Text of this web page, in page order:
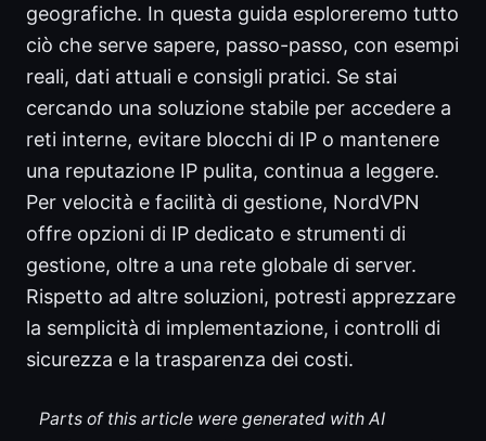
geografiche. In questa guida esploreremo tutto
ciò che serve sapere, passo-passo, con esempi
reali, dati attuali e consigli pratici. Se stai
cercando una soluzione stabile per accedere a
reti interne, evitare blocchi di IP o mantenere
una reputazione IP pulita, continua a leggere.
Per velocità e facilità di gestione, NordVPN
offre opzioni di IP dedicato e strumenti di
gestione, oltre a una rete globale di server.
Rispetto ad altre soluzioni, potresti apprezzare
la semplicità di implementazione, i controlli di
sicurezza e la trasparenza dei costi.
Parts of this article were generated with AI